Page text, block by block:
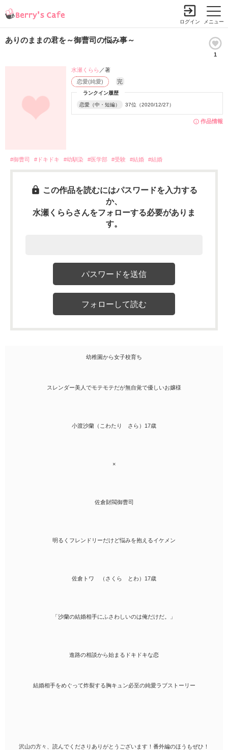
メニュー
ログイン
ありのままの君を～御曹司の悩み事～
1
作品情報
ランクイン履歴
恋愛（中・短編） 37位（2020/12/27）
恋愛(純愛) 完
水瀬くらら ／著
#御曹司 #ドキドキ #幼馴染 #医学部 #受験 #結婚 #結婚
この作品を読むにはパスワードを入力する
か、
水瀬くららさんをフォローする必要がありま
す。
幼稚園から女子校育ち
スレンダー美人でモテモテだが無自覚で優しいお嬢様
小渡沙蘭（こわたり さら）17歳
×
佐倉財閥御曹司
明るくフレンドリーだけど悩みを抱えるイケメン
佐倉トワ （さくら とわ）17歳
「沙蘭の結婚相手にふさわしいのは俺だけだ。」
進路の相談から始まるドキドキな恋
結婚相手をめぐって炸裂する胸キュン必至の純愛ラブストーリー
沢山の方々、読んでくださりありがとうございます！番外編のほうもぜひ！